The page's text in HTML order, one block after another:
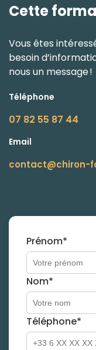
Cette
Vous êtes
besoin
nous un message !
Téléphone
07 82 55 87 44
Email
contact@chiron-
Prénom*
Nom*
Téléphone*